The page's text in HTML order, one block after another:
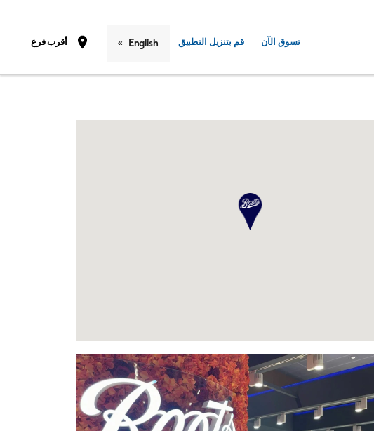
تسوق الآن قم بتنزيل التطبيق English أقرب فرع